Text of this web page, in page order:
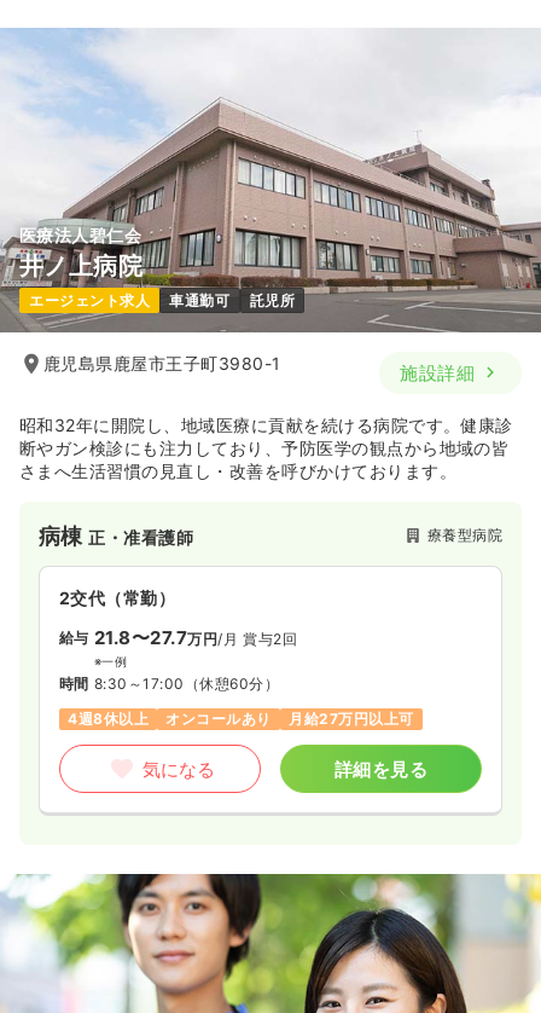
医療法人碧仁会
井ノ上病院
エージェント求人 車通勤可 託児所
鹿児島県鹿屋市王子町3980-1 施設詳細
昭和32年に開院し、地域医療に貢献を続ける病院です。健康診
断やガン検診にも注力しており、予防医学の観点から地域の皆
さまへ生活習慣の見直し・改善を呼びかけております。
病棟正・准看護師 療養型病院
2交代（常勤）
給与 21.8〜27.7万円/月 賞与2回
※一例
時間 8:30～17:00 （休憩60分）
4週8休以上
オンコールあり 月給27万円以上可
気になる 詳細を見る